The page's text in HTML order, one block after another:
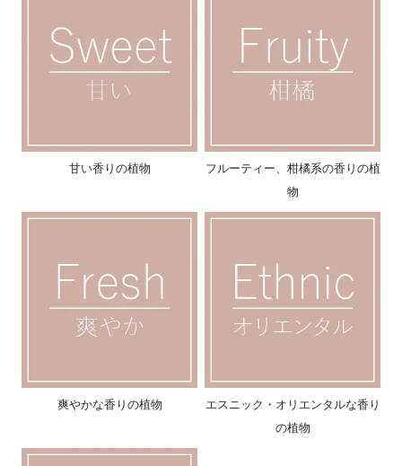
甘い香りの植物
フルーティー、柑橘系の香りの植
物
爽やかな香りの植物
エスニック・オリエンタルな香り
の植物